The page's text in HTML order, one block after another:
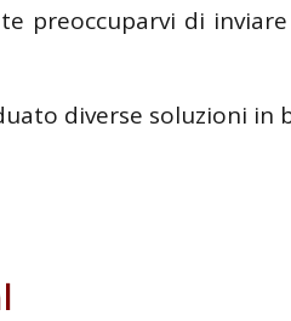
preoccuparvi di
diverse soluzioni in